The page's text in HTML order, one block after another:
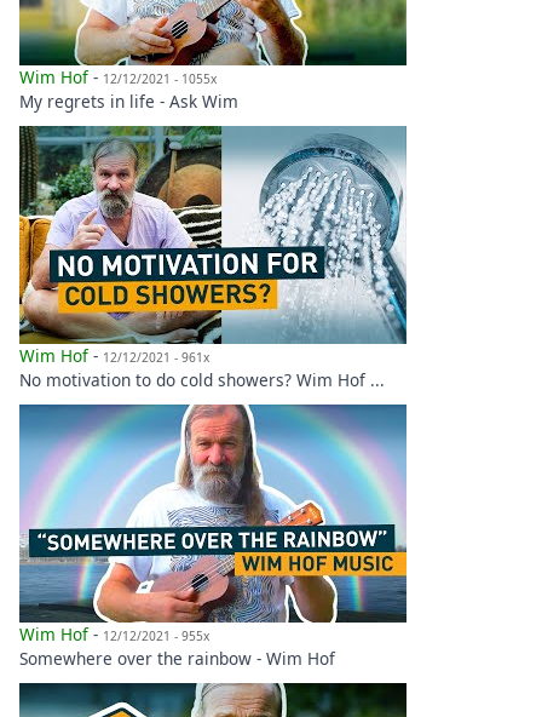
Wim Hof- 12/12/2021 - 1055x
My regrets in life - Ask Wim
Wim Hof- 12/12/2021 - 961x
No motivation to do cold showers? Wim Hof ...
Wim Hof- 12/12/2021 - 955x
Somewhere over the rainbow - Wim Hof